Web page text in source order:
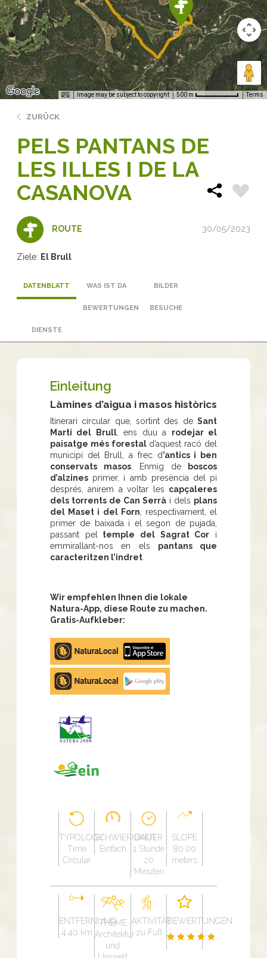
Image may be subject to copyright 500 m Terms
ZURÜCK
PELS PANTANS DE
LES ILLES I DE LA
CASANOVA
ROUTE 30/05/2023
Ziele: El Brull
DATENBLATT WAS IST DA BILDER
BEWERTUNGEN BESUCHE
DIENSTE
Einleitung
Làmines d’aigua i masos històrics
Itinerari circular que, sortint des de Sant
Martí del Brull, ens duu a rodejar el
paisatge més forestald’aquest racó del
municipi del Brull, a frec d’antics i ben
conservats masos. Enmig de
boscos
d’alzines primer, i amb presència del pi
després, anirem a voltar les capçaleres
dels torrents de Can Serrà i dels plans
del Maset i del Forn , respectivament, el
primer de baixada i el segon de pujada,
passant pel
temple del Sagrat Cor i
emmirallant-nos en els pantans que
caracteritzen l’indret
Wir empfehlen Ihnen die lokale
Natura-App, diese Route zu machen.
Gratis-Aufkleber:
Apple
store
Google
Play
TYPOLOGY
Time
Circular
SCHWIERIGKEIT
Einfach
DAUER
1 Stunde
20
Minuten
SLOPE
80.00
meters
ENTFERNUNG
4.40 km
THEME
Architektur
und
AKTIVITÄT
zu Fuß
BEWERTUNGEN